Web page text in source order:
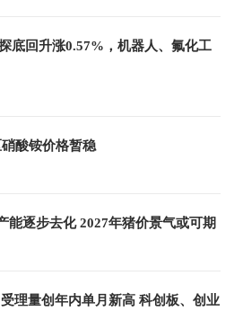
底回升涨0.57%，机器人、氟化工
酸铵价格暂稳
能逐步去化 2027年猪价景气或可期
理量创年内单月新高 科创板、创业